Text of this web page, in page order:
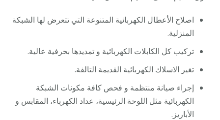
اصلاح الأعطال الكهربائية المتنوعة التي تتعرض لها الشبكة
المنزلية.
تركيب كل الكابلات الكهربائية و تمديدها بحرفية عالية.
تغير الاسلاك الكهربائية القديمة التالفة.
إجراء صيانة منتظمة و فحص كافة مكونات الشبكة
الكهربائية مثل اللوحة الرئيسية، عداد الكهرباء، المقابس و
الأباريز.